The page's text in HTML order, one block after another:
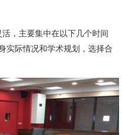
，主要集中在以下几个时间
实际情况和学术规划，选择合